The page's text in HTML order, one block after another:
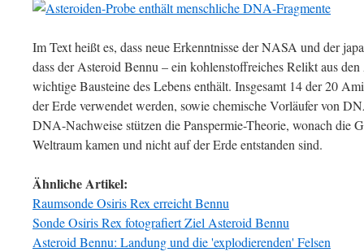
Im Text heißt es, dass neue Erkenntnisse der NASA und der
dass der Asteroid Bennu – ein kohlenstoffreiches Relikt aus
wichtige Bausteine des Lebens enthält. Insgesamt 14 der 20
der Erde verwendet werden, sowie chemische Vorläufer von
DNA-Nachweise stützen die Panspermie-Theorie, wonach die
Weltraum kamen und nicht auf der Erde entstanden sind.
Ähnliche Artikel:
Raumsonde Osiris Rex erreicht Bennu
Sonde Osiris Rex fotografiert Ziel Asteroid Bennu
Asteroid Bennu: Landung und die 'explodierenden' Felsen